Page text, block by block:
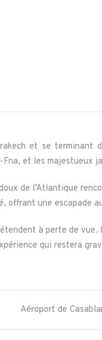
et se terminant
et les majestueux
de l’Atlantique
offrant une escapade
à perte de vue.
qui restera
Aéroport de